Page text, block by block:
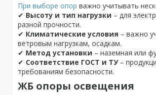
При выборе опор важно учитывать
✔ Высоту и тип нагрузки – для
разной прочности.
✔ Климатические условия – важно
ветровым нагрузкам, осадкам.
✔ Метод установки – наземная или
✔ Соответствие ГОСТ и ТУ–
требованиям безопасности.
ЖБ опоры освещения